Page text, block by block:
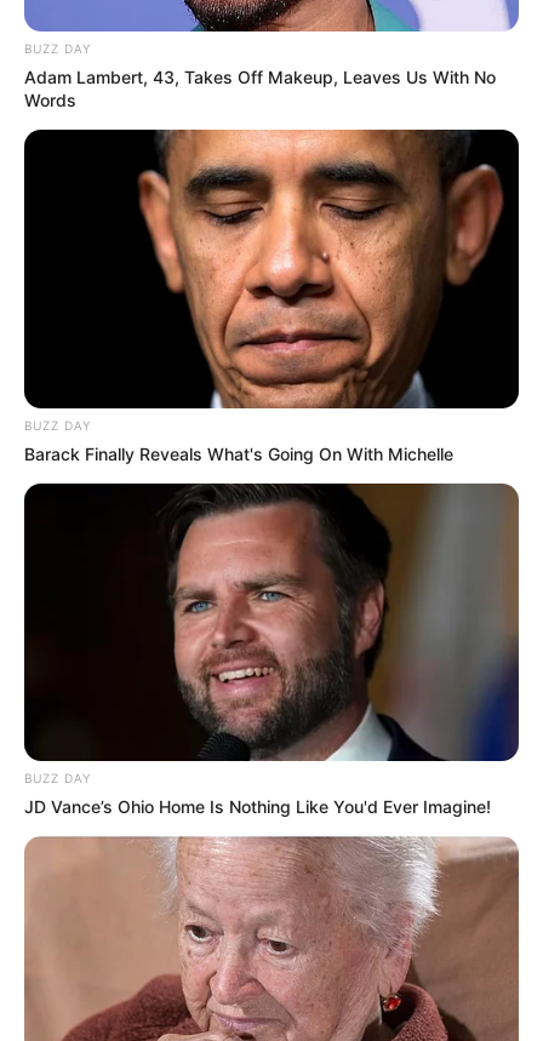
BUZZ DAY
Adam Lambert, 43, Takes Off Makeup, Leaves Us With No
Words
BUZZ DAY
Barack Finally Reveals What's Going On With Michelle
BUZZ DAY
JD Vance’s Ohio Home Is Nothing Like You'd Ever Imagine!